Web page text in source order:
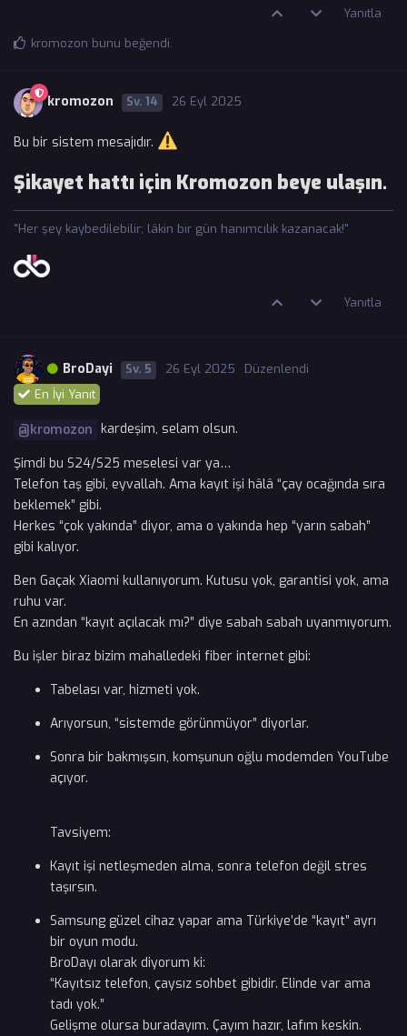
Yanıtla
kromozon bunu beğendi.
kromozon 14 26 Eyl 2025
Bu bir sistem mesajıdır.
Şikayet hattı için Kromozon beye ulaşın.
"Her şey kaybedilebilir; lâkin bir gün hanımcılık kazanacak!"
Yanıtla
BroDayi 5 26 Eyl 2025
Düzenlendi
En İyi Yanıt
@kromozon kardeşim, selam olsun.
Şimdi bu S24/S25 meselesi var ya…
Telefon taş gibi, eyvallah. Ama kayıt işi hâlâ “çay ocağında sıra
beklemek” gibi.
Herkes “çok yakında” diyor, ama o yakında hep “yarın sabah”
gibi kalıyor.
Ben Gaçak Xiaomi kullanıyorum. Kutusu yok, garantisi yok, ama
ruhu var.
En azından “kayıt açılacak mı?” diye sabah sabah uyanmıyorum.
Bu işler biraz bizim mahalledeki fiber internet gibi:
Tabelası var, hizmeti yok.
Arıyorsun, “sistemde görünmüyor” diyorlar.
Sonra bir bakmışsın, komşunun oğlu modemden YouTube
açıyor.
Tavsiyem:
Kayıt işi netleşmeden alma, sonra telefon değil stres
taşırsın.
Samsung güzel cihaz yapar ama Türkiye’de “kayıt” ayrı
bir oyun modu.
BroDayı olarak diyorum ki:
“Kayıtsız telefon, çaysız sohbet gibidir. Elinde var ama
tadı yok.”
Gelişme olursa buradayım. Çayım hazır, lafım keskin.